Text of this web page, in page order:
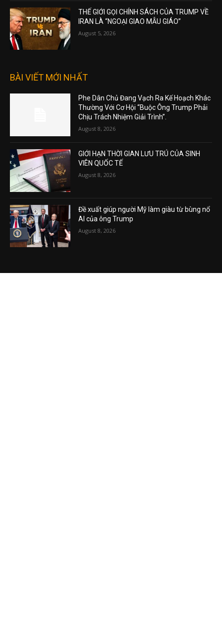
THẾ GIỚI GỌI CHÍNH SÁCH CỦA TRUMP VỀ
IRAN LÀ “NGOẠI GIAO MẪU GIÁO”
August 5, 2026
BÀI VIẾT MỚI NHẤT
Phe Dân Chủ Đang Vạch Ra Kế Hoạch Khác
Thường Với Cơ Hội “Buộc Ông Trump Phải
Chịu Trách Nhiệm Giải Trình”.
August 8, 2026
GIỚI HẠN THỜI GIAN LƯU TRÚ CỦA SINH
VIÊN QUỐC TẾ
August 8, 2026
Đề xuất giúp người Mỹ làm giàu từ bùng nổ
AI của ông Trump
August 8, 2026